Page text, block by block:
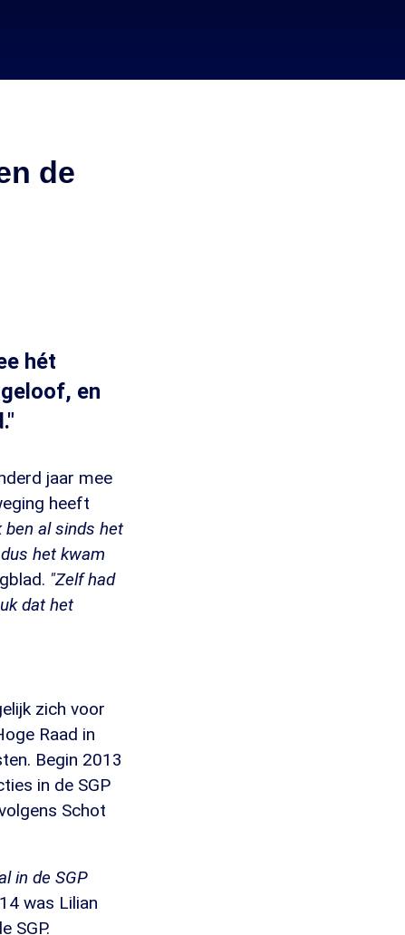
de
hét
en
jaar mee
heeft
ben al sinds het
het kwam
"Zelf had
dat het
zich voor
Raad in
Begin 2013
in de SGP
Schot
in de SGP
was Lilian
SGP.